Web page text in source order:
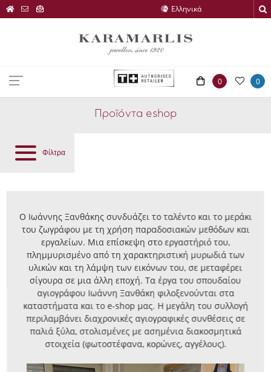
0 0
Προϊόντα eshop
Φίλτρα
Ο Ιωάννης Ξανθάκης συνδυάζει το ταλέντο και το μεράκι
του ζωγράφου με τη χρήση παραδοσιακών μεθόδων και
εργαλείων. Μια επίσκεψη στο εργαστήριό του,
πλημμυρισμένο από τη χαρακτηριστική μυρωδιά των
υλικών και τη λάμψη των εικόνων του, σε μεταφέρει
σίγουρα σε μια άλλη εποχή. Τα έργα του σπουδαίου
αγιογράφου Ιωάννη Ξανθάκη φιλοξενούνται στα
καταστήματα και το e-shop μας. Η μεγάλη του συλλογή
περιλαμβάνει διαχρονικές αγιογραφικές συνθέσεις σε
παλιά ξύλα, στολισμένες με ασημένια διακοσμητικά
στοιχεία (φωτοστέφανα, κορώνες, αγγέλους).